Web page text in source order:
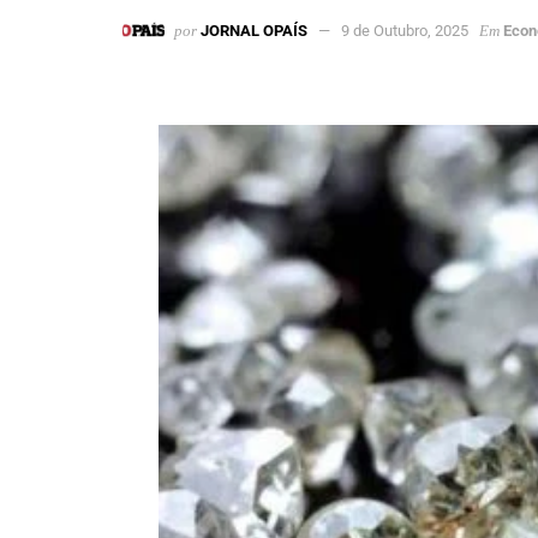
por JORNAL OPAÍS 9 de Outubro, 2025 Em